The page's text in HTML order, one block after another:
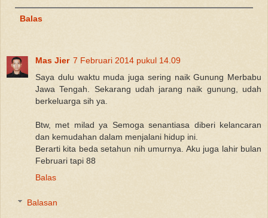
Balas
Mas Jier 7 Februari 2014 pukul 14.09
Saya dulu waktu muda juga sering naik Gunung Merbabu
Jawa Tengah. Sekarang udah jarang naik gunung, udah
berkeluarga sih ya.
Btw, met milad ya Semoga senantiasa diberi kelancaran
dan kemudahan dalam menjalani hidup ini.
Berarti kita beda setahun nih umurnya. Aku juga lahir bulan
Februari tapi 88
Balas
Balasan